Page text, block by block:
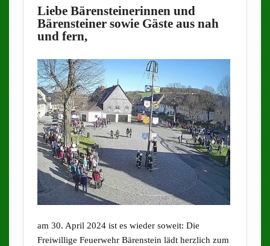
Liebe Bärensteinerinnen und
Bärensteiner sowie Gäste aus nah
und fern,
am 30. April 2024 ist es wieder soweit: Die
Freiwillige Feuerwehr Bärenstein lädt herzlich zum